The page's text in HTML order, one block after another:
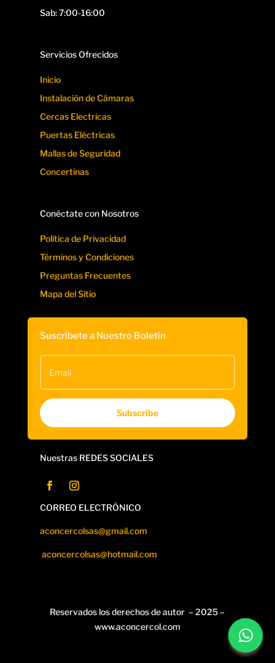
Sab: 7:00-16:00
Servicios Ofrecidos
Inicio
Instalación de Cámaras
Cercas Electricas
Puertas Eléctricas
Mallas de Seguridad
Concertinas
Conéctate con Nosotros
Política de Privacidad
Términos y Condiciones
Preguntas Frecuentes
Mapa del Sitio
Suscríbete a Nuestro Boletín
Subscribe
Nuestras REDES SOCIALES
CORREO ELECTRÓNICO
aconcercolsas@gmail.com
aconcercolsas@hotmail.com
Reservados los derechos de autor – 2025 –
www.aconcercol.com